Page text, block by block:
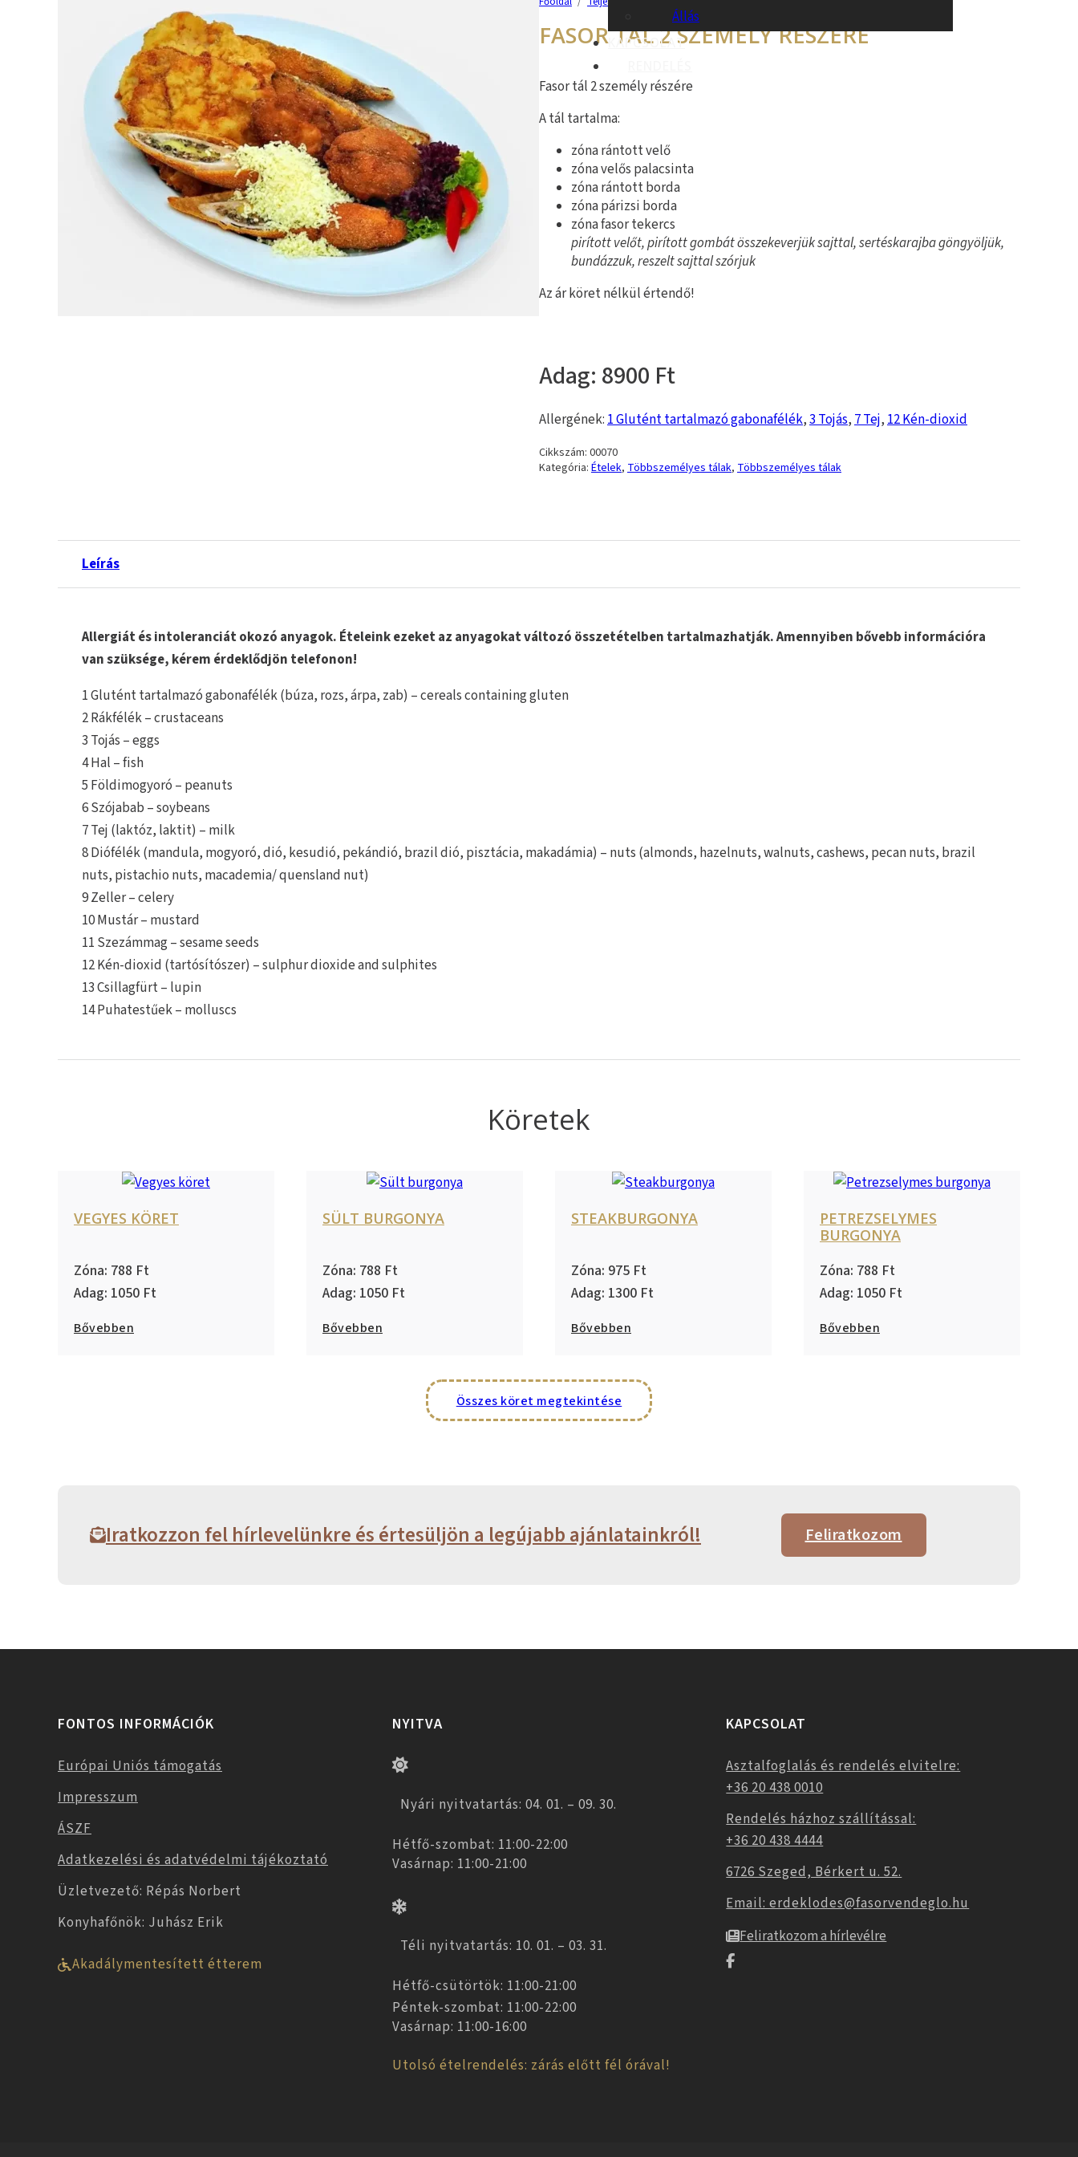
Állás
KAPCSOLAT
FASOR TÁL 2 SZEMÉLY RÉSZÉRE
Fasor tál 2 személy részére
A tál tartalma:
zóna rántott velő
zóna velős palacsinta
zóna rántott borda
zóna párizsi borda
zóna fasor tekercs
pirított velőt, pirított gombát összekeverjük sajttal, sertéskarajba göngyöljük,
bundázzuk, reszelt sajttal szórjuk
Az ár köret nélkül értendő!
8900
Allergének:1 Glutént tartalmazó gabonafélék,3 Tojás,7 Tej,12 Kén-dioxid
Cikkszám: 00070
Kategória: Ételek, Többszemélyes tálak, Többszemélyes tálak
Leírás
Allergiát és intoleranciát okozó anyagok. Ételeink ezeket az anyagokat változó összetételben tartalmazhatják. Amennyiben bővebb információra
van szüksége, kérem érdeklődjön telefonon!
1 Glutént tartalmazó gabonafélék (búza, rozs, árpa, zab) – cereals containing gluten
2 Rákfélék – crustaceans
3 Tojás – eggs
4 Hal – fish
5 Földimogyoró – peanuts
6 Szójabab – soybeans
7 Tej (laktóz, laktit) – milk
8 Diófélék (mandula, mogyoró, dió, kesudió, pekándió, brazil dió, pisztácia, makadámia) – nuts (almonds, hazelnuts, walnuts, cashews, pecan nuts, brazil
nuts, pistachio nuts, macademia/ quensland nut)
9 Zeller – celery
10 Mustár – mustard
11 Szezámmag – sesame seeds
12 Kén-dioxid (tartósítószer) – sulphur dioxide and sulphites
13 Csillagfürt – lupin
14 Puhatestűek – molluscs
Köretek
VEGYES KÖRET
788
1050
Bővebben
SÜLT BURGONYA
788
1050
Bővebben
STEAKBURGONYA
975
1300
Bővebben
PETREZSELYMES
BURGONYA
788
1050
Bővebben
Összes köret megtekintése
Iratkozzon fel hírlevelünkre és értesüljön a legújabb ajánlatainkról! Feliratkozom
FONTOS INFORMÁCIÓK
Európai Uniós támogatás
Impresszum
ÁSZF
Adatkezelési és adatvédelmi tájékoztató
Üzletvezető: Répás Norbert
Konyhafőnök: Juhász Erik
Akadálymentesített étterem
NYITVA
Nyári nyitvatartás: 04. 01. – 09. 30.
Hétfő-szombat: 11:00-22:00
Vasárnap: 11:00-21:00
Téli nyitvatartás: 10. 01. – 03. 31.
Hétfő-csütörtök: 11:00-21:00
Péntek-szombat: 11:00-22:00
Vasárnap: 11:00-16:00
Utolsó ételrendelés: zárás előtt fél órával!
KAPCSOLAT
Asztalfoglalás és rendelés elvitelre:
+36 20 438 0010
Rendelés házhoz szállítással:
+36 20 438 4444
6726 Szeged, Bérkert u. 52.
Email: erdeklodes@fasorvendeglo.hu
Feliratkozom a hírlevélre